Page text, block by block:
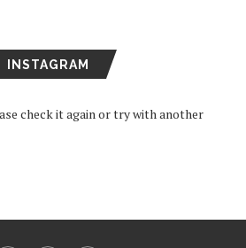
INSTAGRAM
check it again or try with another